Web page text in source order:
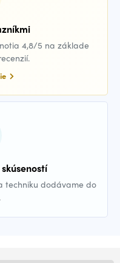
4,8/5 na základe
techniku dodávame do